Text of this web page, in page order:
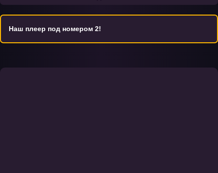
Наш плеер под номером 2!